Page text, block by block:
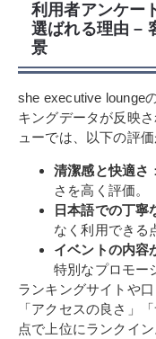
利用者アンケー
選ばれる理由 –
景
she executive lounge
キングデータが反映
ューでは、以下の評
清潔感と快適さ
さを高く評価。
日本語での丁寧
なく利用できる
イベントの内容
特別なプロモー
ランキングサイトや
「アクセスの良さ」
点で上位にランクイ